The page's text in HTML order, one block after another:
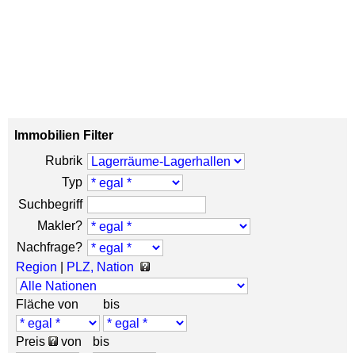
Immobilien Filter
Rubrik
Typ
Suchbegriff
Makler?
Nachfrage?
Region
PLZ, Nation
Fläche von bis
Preis von
bis